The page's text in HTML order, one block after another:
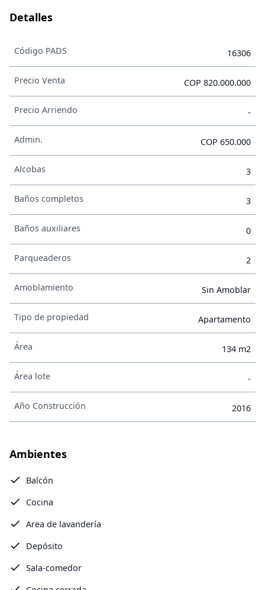
Detalles
Código PADS 16306
Precio Venta COP 820.000.000
Precio Arriendo -
Admin. COP 650.000
Alcobas 3
Baños completos 3
Baños auxiliares 0
Parqueaderos 2
Amoblamiento Sin Amoblar
Tipo de propiedad Apartamento
Área 134 m2
Área lote -
Año Construcción 2016
Ambientes
Balcón
Cocina
Area de lavandería
Depósito
Sala-comedor